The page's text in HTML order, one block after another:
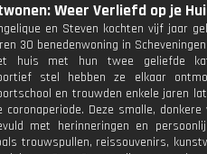
Weer Verliefd op je
en Steven kochten vijf jaar
30 benedenwoning in
huis met hun twee geliefde
stel hebben ze elkaar
en trouwden enkele jaren
coronaperiode. Deze smalle,
met herinneringen en
trouwspullen, reissouvenirs,